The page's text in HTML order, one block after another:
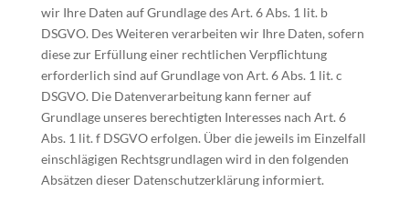
wir Ihre Daten auf Grundlage des Art. 6 Abs. 1 lit. b
DSGVO. Des Weiteren verarbeiten wir Ihre Daten, sofern
diese zur Erfüllung einer rechtlichen Verpflichtung
erforderlich sind auf Grundlage von Art. 6 Abs. 1 lit. c
DSGVO. Die Datenverarbeitung kann ferner auf
Grundlage unseres berechtigten Interesses nach Art. 6
Abs. 1 lit. f DSGVO erfolgen. Über die jeweils im Einzelfall
einschlägigen Rechtsgrundlagen wird in den folgenden
Absätzen dieser Datenschutzerklärung informiert.